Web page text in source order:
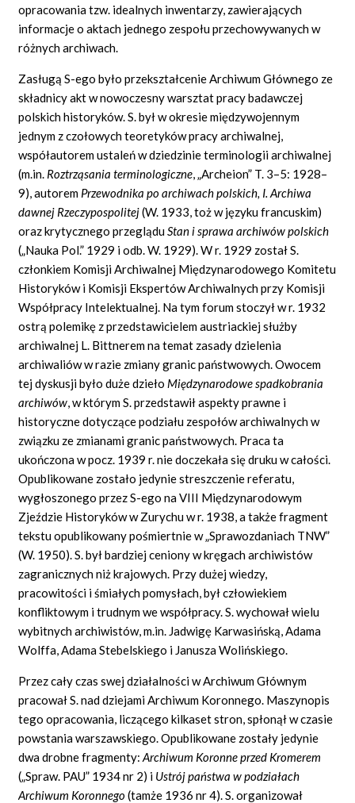
opracowania tzw. idealnych inwentarzy, zawierających
informacje o aktach jednego zespołu przechowywanych w
różnych archiwach.
Zasługą S-ego było przekształcenie Archiwum Głównego ze
składnicy akt w nowoczesny warsztat pracy badawczej
polskich historyków. S. był w okresie międzywojennym
jednym z czołowych teoretyków pracy archiwalnej,
współautorem ustaleń w dziedzinie terminologii archiwalnej
(m.in. Roztrząsania terminologiczne,„Archeion” T. 3–5: 1928–
9), autorem Przewodnika po archiwach polskich, I. Archiwa
dawnej Rzeczypospolitej(W. 1933, toż w języku francuskim)
oraz krytycznego przegląduStan i sprawa archiwów polskich
(„Nauka Pol.” 1929 i odb. W. 1929). W r. 1929 został S.
członkiem Komisji Archiwalnej Międzynarodowego Komitetu
Historyków i Komisji Ekspertów Archiwalnych przy Komisji
Współpracy Intelektualnej. Na tym forum stoczył w r. 1932
ostrą polemikę z przedstawicielem austriackiej służby
archiwalnej L. Bittnerem na temat zasady dzielenia
archiwaliów w razie zmiany granic państwowych. Owocem
tej dyskusji było duże dzieło Międzynarodowe spadkobrania
archiwów,w którym S. przedstawił aspekty prawne i
historyczne dotyczące podziału zespołów archiwalnych w
związku ze zmianami granic państwowych. Praca ta
ukończona w pocz. 1939 r. nie doczekała się druku w całości.
Opublikowane zostało jedynie streszczenie referatu,
wygłoszonego przez S-ego na VIII Międzynarodowym
Zjeździe Historyków w Zurychu w r. 1938, a także fragment
tekstu opublikowany pośmiertnie w „Sprawozdaniach TNW”
(W. 1950). S. był bardziej ceniony w kręgach archiwistów
zagranicznych niż krajowych. Przy dużej wiedzy,
pracowitości i śmiałych pomysłach, był człowiekiem
konfliktowym i trudnym we współpracy. S. wychował wielu
wybitnych archiwistów, m.in. Jadwigę Karwasińską, Adama
Wolffa, Adama Stebelskiego i Janusza Wolińskiego.
Przez cały czas swej działalności w Archiwum Głównym
pracował S. nad dziejami Archiwum Koronnego. Maszynopis
tego opracowania, liczącego kilkaset stron, spłonął w czasie
powstania warszawskiego. Opublikowane zostały jedynie
dwa drobne fragmenty:Archiwum Koronne przed Kromerem
(„Spraw. PAU” 1934 nr 2) i Ustrój państwa w podziałach
Archiwum Koronnego(tamże 1936 nr 4). S. organizował